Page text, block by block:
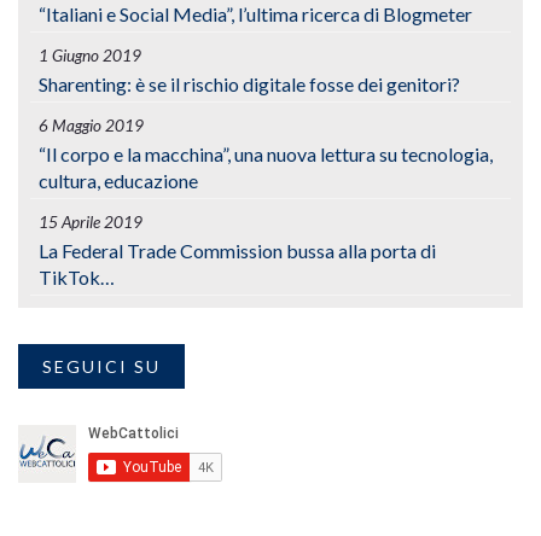
“Italiani e Social Media”, l’ultima ricerca di Blogmeter
1 Giugno 2019
Sharenting: è se il rischio digitale fosse dei genitori?
6 Maggio 2019
“Il corpo e la macchina”, una nuova lettura su tecnologia,
cultura, educazione
15 Aprile 2019
La Federal Trade Commission bussa alla porta di
TikTok…
SEGUICI SU